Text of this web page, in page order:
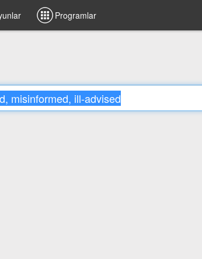
Programlar